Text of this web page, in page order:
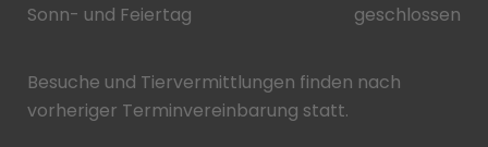
Sonn- und Feiertag
geschlossen
Besuche und Tiervermittlungen finden nach
vorheriger Terminvereinbarung statt.